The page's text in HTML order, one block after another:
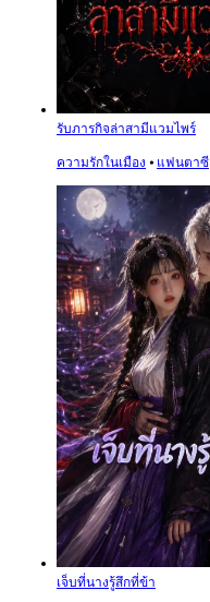
รับภารกิจล่าสามีแวมไพร์
ความรักในเมือง ⦁ แฟนตาซี
เจ็บที่นางรู้สึกที่ข้า